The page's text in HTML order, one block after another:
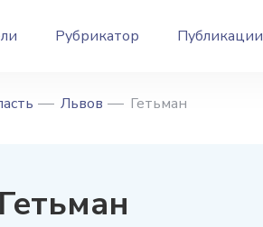
Рубрикатор Публикации
Львов Гетьман
Гетьман